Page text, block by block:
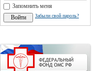
Запомнить меня
Забыли свой пароль?